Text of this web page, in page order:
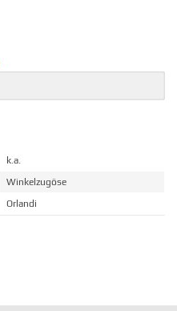
k.a.
Winkelzugöse
Orlandi